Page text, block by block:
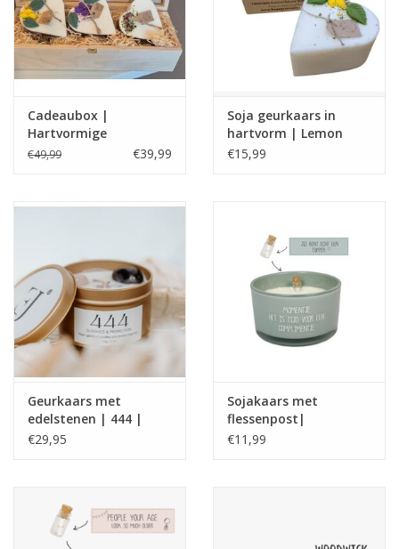
Cadeaubox |
Hartvormige
Geurkaarsenset |
€49,99 €39,99
Soja geurkaars in
hartvorm | Lemon
gras | S | Beauty
€15,99
Geurkaars met
edelstenen | 444 |
Manifest Candle |
€29,95
Sojakaars met
flessenpost|
Complimentje| Minty
€11,99